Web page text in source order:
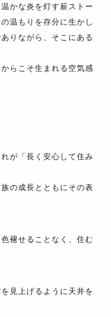
かな炎を灯す薪ストー
温もりを存分に生かし
りながら、そこにある
らこそ生まれる空気感
が「長く安心して住み
の成長とともにその表
褪せることなく、住む
見上げるように天井を